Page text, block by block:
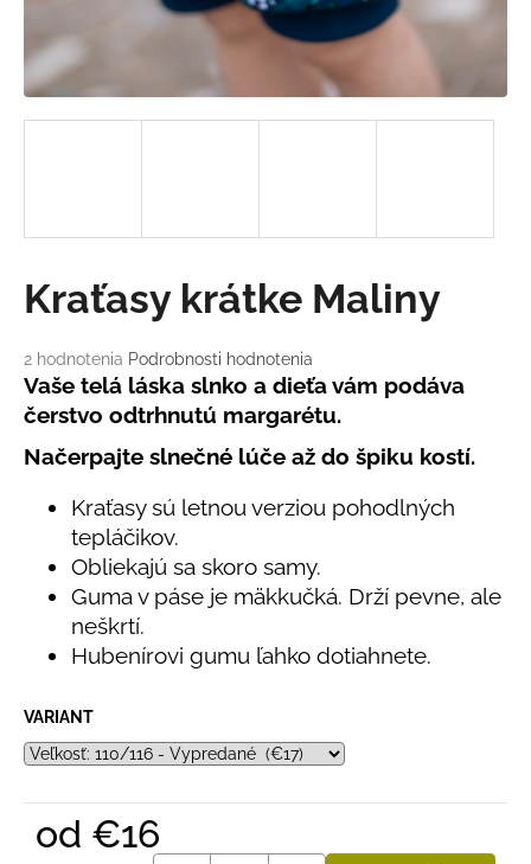
Priemerné
hodnotenie
produktu
je
5,0
z
hviezdičiek.
2 hodnotenia Podrobnosti hodnotenia
Kraťasy krátke Maliny
Vaše telá láska slnko a dieťa vám podáva
čerstvo odtrhnutú margarétu.
Načerpajte slnečné lúče až do špiku kostí.
Kraťasy sú letnou verziou pohodlných
tepláčikov.
Obliekajú sa skoro samy.
Guma v páse je mäkkučká. Drží pevne, ale
neškrtí.
Hubenírovi gumu ľahko dotiahnete.
VARIANT
od €16
j
s
ť
O
d
p
o
ČIAPKA
S
UV
SVETLO
MODRÁ